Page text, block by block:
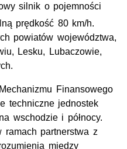
silnik o pojemności
prędkość 80 km/h.
powiatów województwa,
Lesku, Lubaczowie,
Finansowego
techniczne jednostek
wschodzie i północy.
partnerstwa z
między